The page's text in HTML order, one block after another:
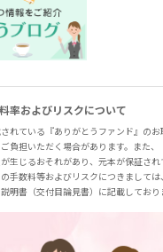
率およびリスクについて
れている『ありがとうファンド』のお
負担いただく場合があります。また
生じるおそれがあり、元本が保証され
の手数料等およびリスクにつきましては
明書（交付目論見書）に記載しており